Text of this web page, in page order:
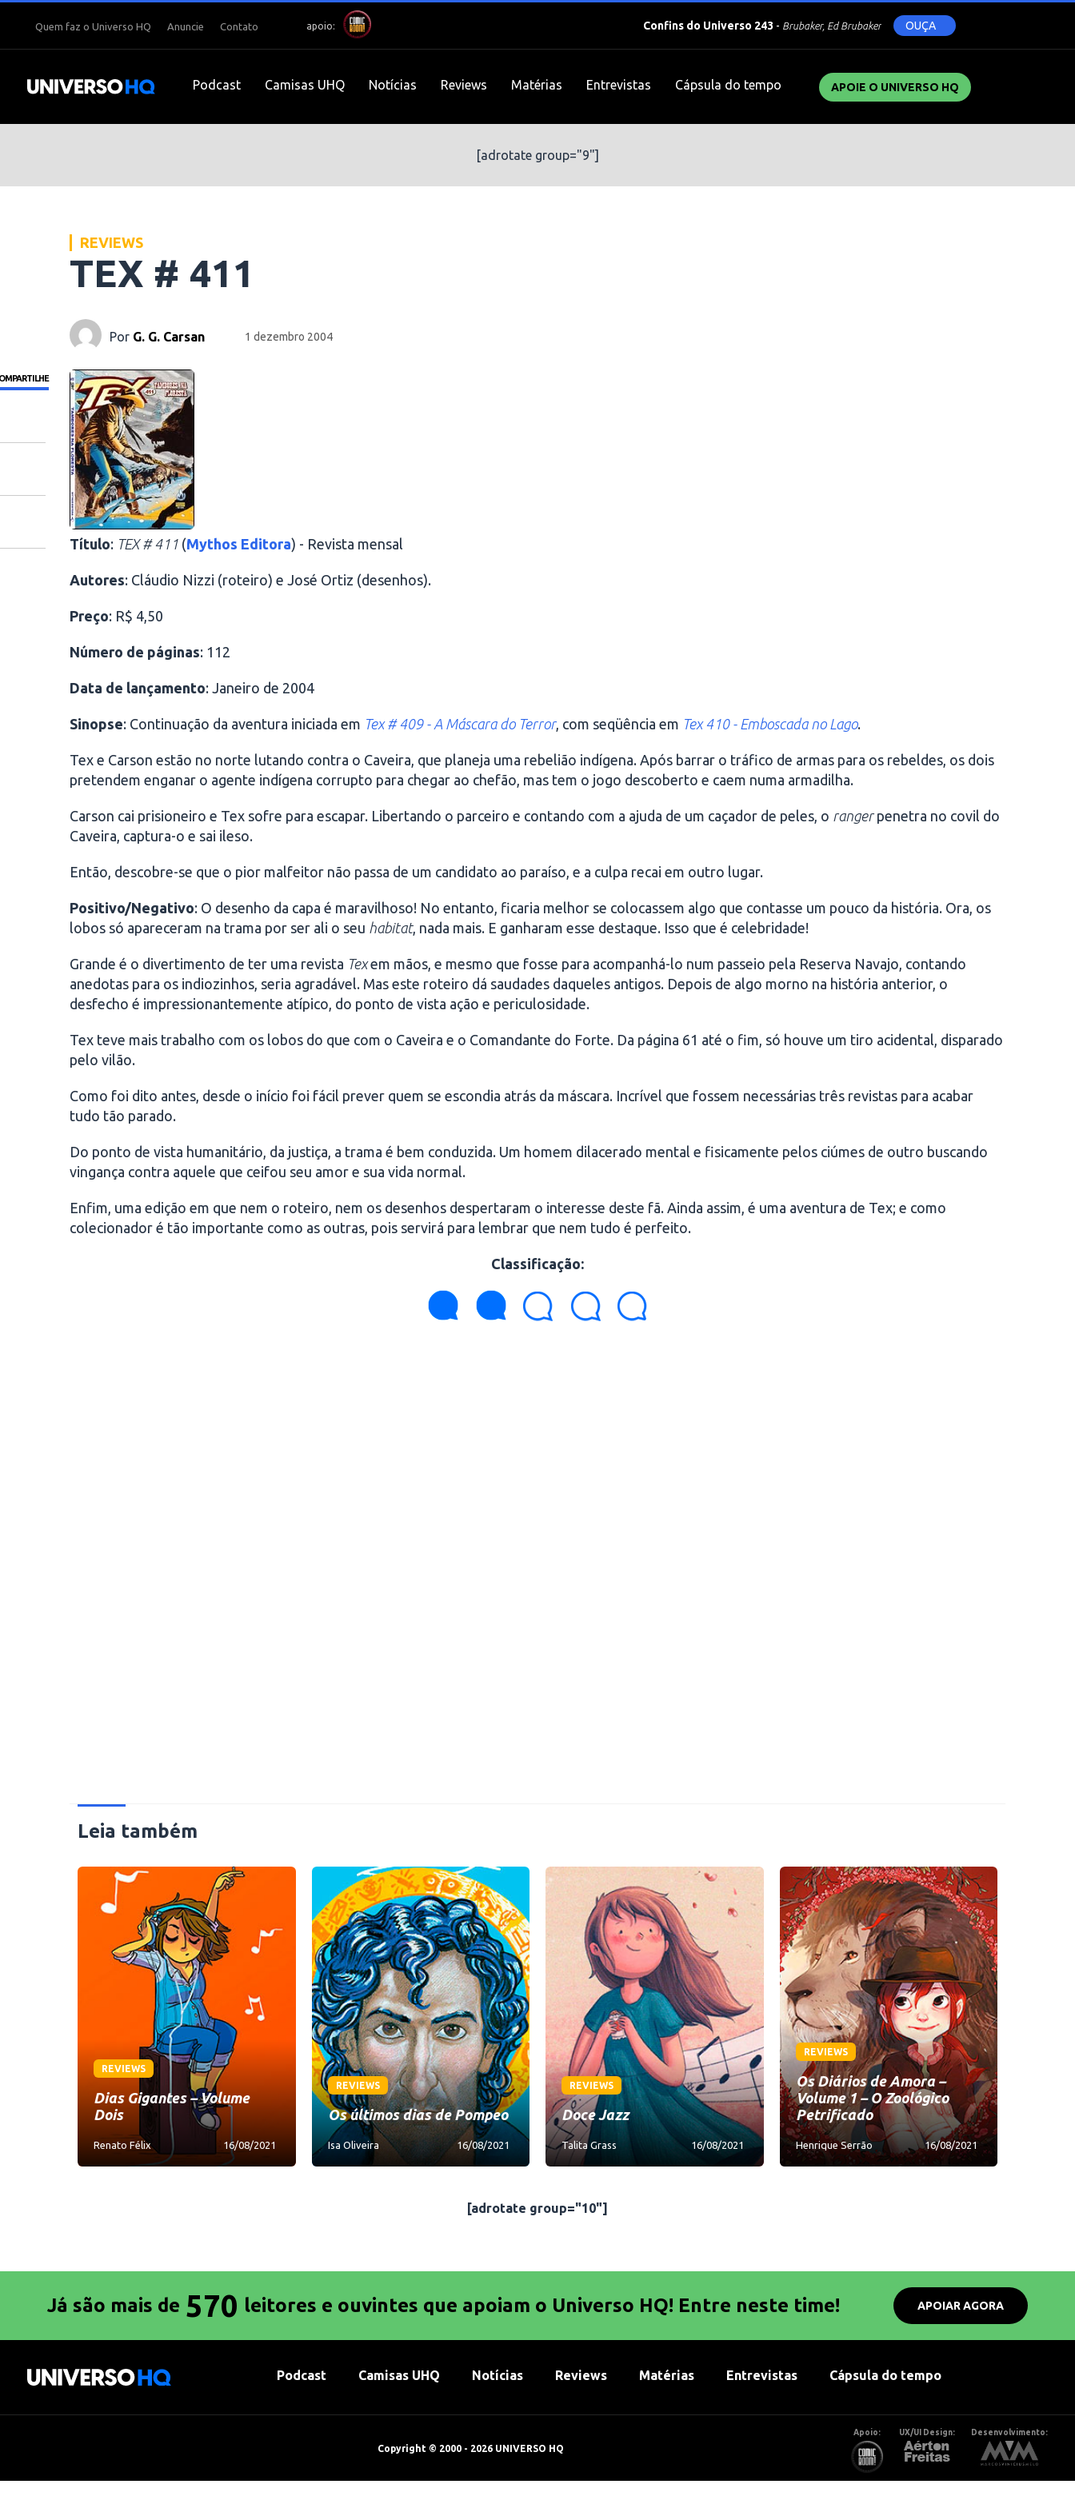
Quem faz o Universo HQ Anuncie Contato apoio: Confins do Universo 243 - Brubaker, Ed Brubaker OUÇA
Podcast Camisas UHQ Notícias Reviews Matérias Entrevistas Cápsula do tempo APOIE O UNIVERSO HQ
[adrotate group="9"]
REVIEWS
TEX # 411
Por G. G. Carsan 1 dezembro 2004
Título: TEX # 411 (Mythos Editora) - Revista mensal
Autores: Cláudio Nizzi (roteiro) e José Ortiz (desenhos).
Preço: R$ 4,50
Número de páginas: 112
Data de lançamento: Janeiro de 2004
Sinopse: Continuação da aventura iniciada em Tex # 409 - A Máscara do Terror, com seqüência em Tex 410 - Emboscada no Lago.
Tex e Carson estão no norte lutando contra o Caveira, que planeja uma rebelião indígena. Após barrar o tráfico de armas para os rebeldes, os dois
pretendem enganar o agente indígena corrupto para chegar ao chefão, mas tem o jogo descoberto e caem numa armadilha.
Carson cai prisioneiro e Tex sofre para escapar. Libertando o parceiro e contando com a ajuda de um caçador de peles, o rangerpenetra no covil do
Caveira, captura-o e sai ileso.
Então, descobre-se que o pior malfeitor não passa de um candidato ao paraíso, e a culpa recai em outro lugar.
Positivo/Negativo: O desenho da capa é maravilhoso! No entanto, ficaria melhor se colocassem algo que contasse um pouco da história. Ora, os
lobos só apareceram na trama por ser ali o seu habitat, nada mais. E ganharam esse destaque. Isso que é celebridade!
Grande é o divertimento de ter uma revista Texem mãos, e mesmo que fosse para acompanhá-lo num passeio pela Reserva Navajo, contando
anedotas para os indiozinhos, seria agradável. Mas este roteiro dá saudades daqueles antigos. Depois de algo morno na história anterior, o
desfecho é impressionantemente atípico, do ponto de vista ação e periculosidade.
Tex teve mais trabalho com os lobos do que com o Caveira e o Comandante do Forte. Da página 61 até o fim, só houve um tiro acidental, disparado
pelo vilão.
Como foi dito antes, desde o início foi fácil prever quem se escondia atrás da máscara. Incrível que fossem necessárias três revistas para acabar
tudo tão parado.
Do ponto de vista humanitário, da justiça, a trama é bem conduzida. Um homem dilacerado mental e fisicamente pelos ciúmes de outro buscando
vingança contra aquele que ceifou seu amor e sua vida normal.
Enfim, uma edição em que nem o roteiro, nem os desenhos despertaram o interesse deste fã. Ainda assim, é uma aventura de Tex; e como
colecionador é tão importante como as outras, pois servirá para lembrar que nem tudo é perfeito.
Classificação:
Leia também
REVIEWS
Dias Gigantes – Volume
Dois
Renato Félix 16/08/2021
REVIEWS
Os últimos dias de Pompeo
Isa Oliveira 16/08/2021
REVIEWS
Doce Jazz
Talita Grass 16/08/2021
REVIEWS
Os Diários de Amora –
Volume 1 – O Zoológico
Petrificado
Henrique Serrão 16/08/2021
[adrotate group="10"]
Já são mais de 570 leitores e ouvintes que apoiam o Universo HQ! Entre neste time! APOIAR AGORA
Podcast Camisas UHQ Notícias Reviews Matérias Entrevistas Cápsula do tempo
Copyright © 2000 - 2026 UNIVERSO HQ
Apoio: UX/UI Design: Desenvolvimento: